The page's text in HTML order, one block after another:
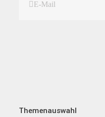
E-Mail
Themenauswahl